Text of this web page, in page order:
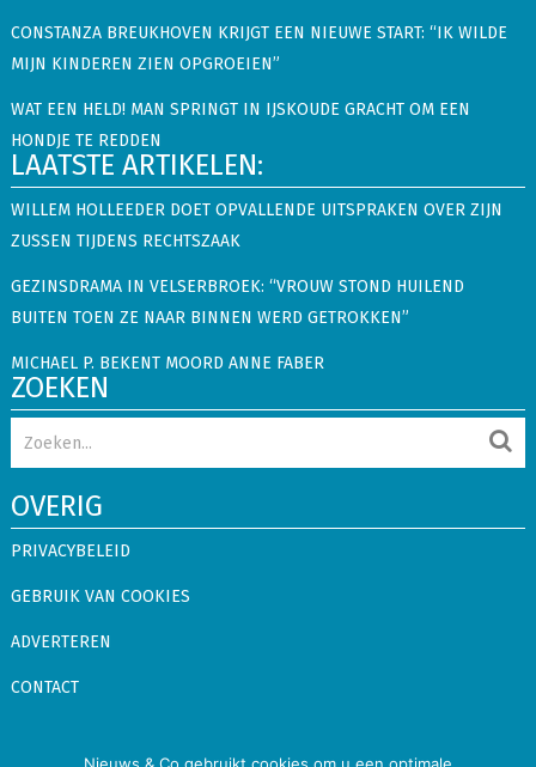
CONSTANZA BREUKHOVEN KRIJGT EEN NIEUWE START: “IK WILDE
MIJN KINDEREN ZIEN OPGROEIEN”
WAT EEN HELD! MAN SPRINGT IN IJSKOUDE GRACHT OM EEN
HONDJE TE REDDEN
LAATSTE ARTIKELEN:
WILLEM HOLLEEDER DOET OPVALLENDE UITSPRAKEN OVER ZIJN
ZUSSEN TIJDENS RECHTSZAAK
GEZINSDRAMA IN VELSERBROEK: “VROUW STOND HUILEND
BUITEN TOEN ZE NAAR BINNEN WERD GETROKKEN”
MICHAEL P. BEKENT MOORD ANNE FABER
ZOEKEN
OVERIG
PRIVACYBELEID
GEBRUIK VAN COOKIES
ADVERTEREN
CONTACT